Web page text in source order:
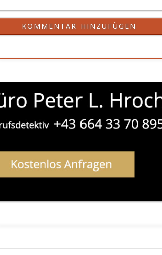
KOMMENTAR HINZUFÜGEN